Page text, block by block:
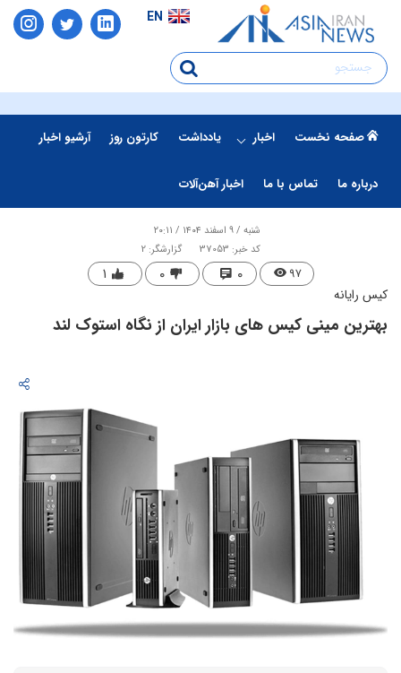
EN
صفحه نخست اخبار یادداشت کارتون روز آرشیو اخبار
درباره ما تماس با ما اخبار آهن‌آلات
شنبه / ۹ اسفند ۱۴۰۴ / ۲۰:۱۱
کد خبر: 37053
گزارشگر: 2
۹۷ ۰ ۰ ۱
کیس رایانه
بهترین مینی کیس های بازار ایران از نگاه استوک لند